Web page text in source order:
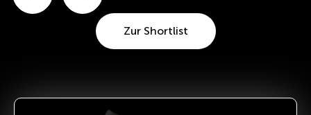
Zur Shortlist